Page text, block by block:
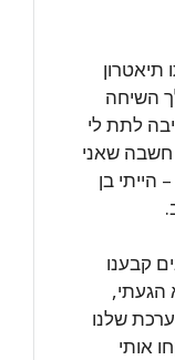
השיחה
לתת לי
שאני
הייתי בן
קבענו
הגעתי,
שלנו
אותי